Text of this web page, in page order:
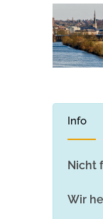
Info
Nicht
Wir